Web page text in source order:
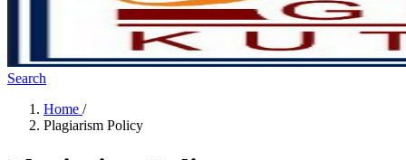
Search
Home /
Plagiarism Policy